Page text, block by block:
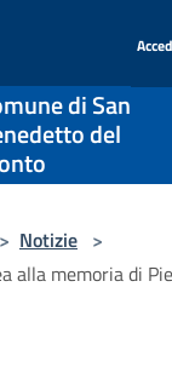
di San
del
> Notizie >
alla memoria di